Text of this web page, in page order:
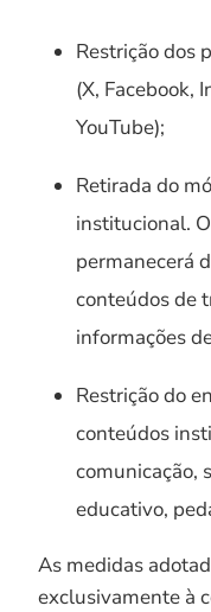
Restrição dos
(X, Facebook,
YouTube);
Retirada do
institucional.
permanecerá
conteúdos de
informações
Restrição do
conteúdos
comunicação,
educativo,
As medidas
exclusivamente à